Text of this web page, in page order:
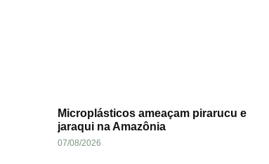
Microplásticos ameaçam pirarucu e
jaraqui na Amazônia
07/08/2026